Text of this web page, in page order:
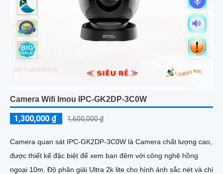
Camera Wifi Imou IPC-GK2DP-3C0W
1,300,000 ₫ 1,600,000 ₫
Camera quan sát IPC-GK2DP-3C0W là Camera chất lượng cao,
được thiết kế đặc biệt để xem ban đêm với công nghệ hồng
ngoại 10m. Độ phân giải Ultra 2k lite cho hình ảnh sắc nét và chi